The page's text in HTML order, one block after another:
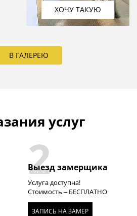
ХОЧУ ТАКУЮ
В ГАЛЕРЕЮ
услуг
2
Выезд замерщика
Услуга доступна!
Стоимость – БЕСПЛАТНО
ЗАПИСЬ НА ЗАМЕР